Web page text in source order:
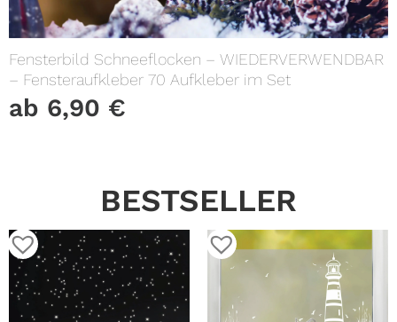
Fensterbild Schneeflocken – WIEDERVERWENDBAR
– Fensteraufkleber 70 Aufkleber im Set
ab 6,90 €
BESTSELLER